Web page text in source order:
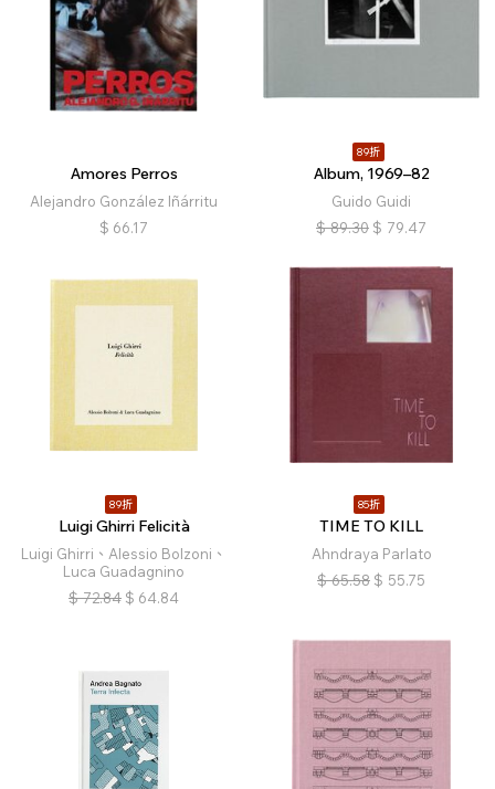
Amores Perros
Alejandro González Iñárritu
$ 66.17
89折
Album, 1969–82
Guido Guidi
$ 89.30 $ 79.47
89折
Luigi Ghirri Felicità
Luigi Ghirri、Alessio Bolzoni、
Luca Guadagnino
$ 72.84 $ 64.84
85折
TIME TO KILL
Ahndraya Parlato
$ 65.58 $ 55.75